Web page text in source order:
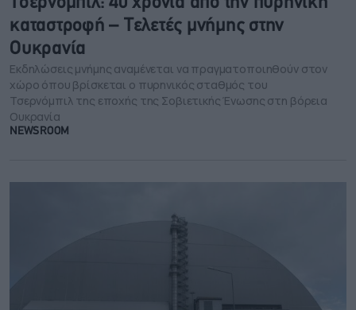
καταστροφή – Τελετές μνήμης στην
Ουκρανία
Εκδηλώσεις μνήμης αναμένεται να πραγματοποιηθούν στον
χώρο όπου βρίσκεται ο πυρηνικός σταθμός του
Τσερνόμπιλ της εποχής της Σοβιετικής Ένωσης στη βόρεια
Ουκρανία
NEWSROOM